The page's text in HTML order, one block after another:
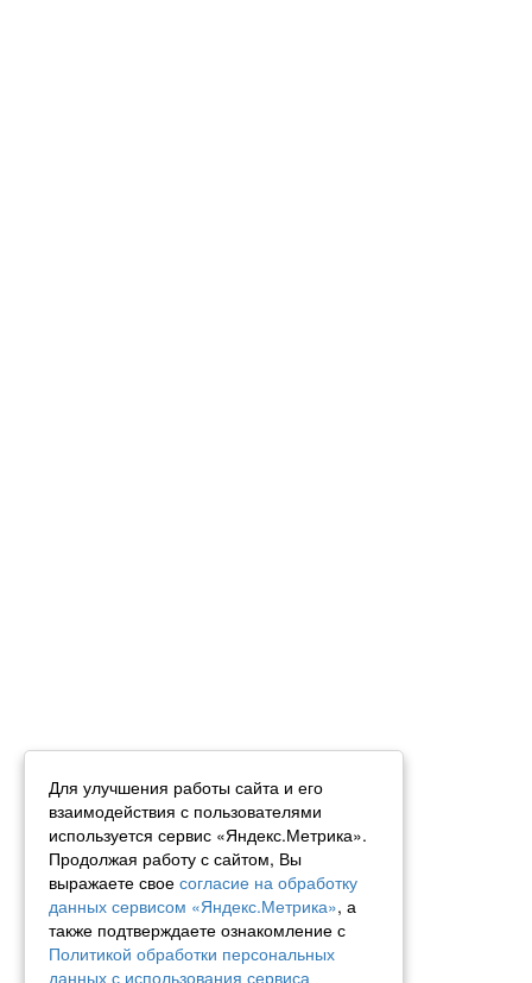
Для улучшения работы сайта и его
взаимодействия с пользователями
используется сервис «Яндекс.Метрика».
Продолжая работу с сайтом, Вы
выражаете свое согласие на обработку
данных сервисом «Яндекс.Метрика», а
также подтверждаете ознакомление с
Политикой обработки персональных
данных с использования сервиса